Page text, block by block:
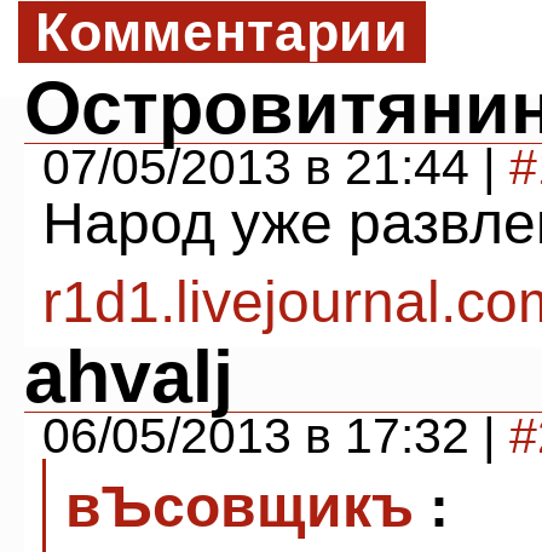
Комментарии
07/05/2013 в 21:44 |
Народ уже
ahvalj
06/05/2013 в 17:32 |
вЪсовщикъ :